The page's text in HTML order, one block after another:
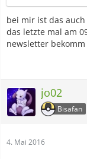
bei mir ist das
das letzte mal am
newsletter
jo02
Bisafan
4. Mai 2016